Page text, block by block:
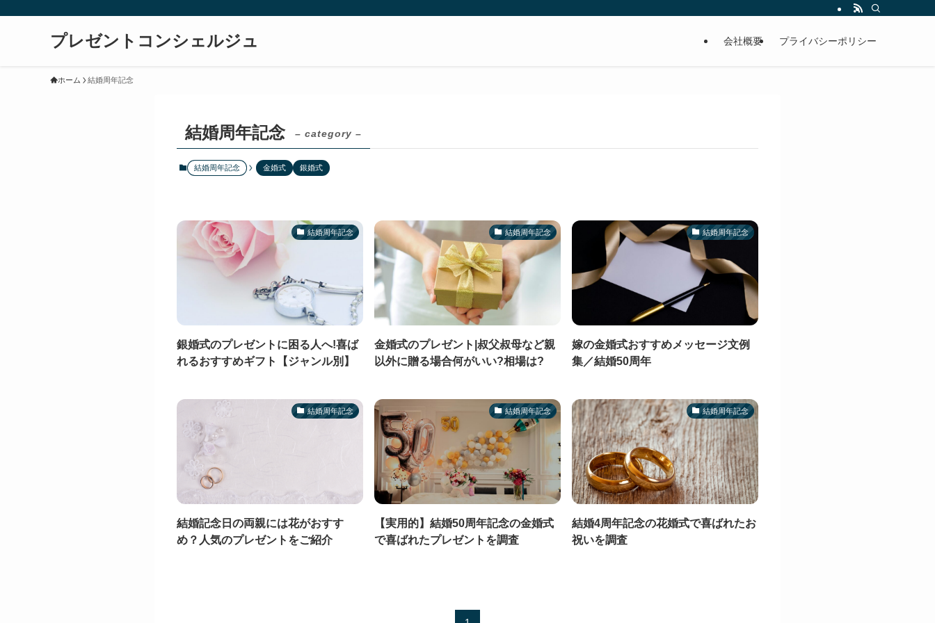
プレゼントコンシェルジュ 会社概要 プライバシーポリシー
ホーム 結婚周年記念
結婚周年記念 – category –
結婚周年記念 金婚式 銀婚式
結婚周年記念
銀婚式のプレゼントに困る人へ!喜ば
れるおすすめギフト【ジャンル別】
結婚周年記念
金婚式のプレゼント|叔父叔母など親
以外に贈る場合何がいい?相場は?
結婚周年記念
嫁の金婚式おすすめメッセージ文例
集／結婚50周年
結婚周年記念
結婚記念日の両親には花がおすす
め？人気のプレゼントをご紹介
結婚周年記念
【実用的】結婚50周年記念の金婚式
で喜ばれたプレゼントを調査
結婚周年記念
結婚4周年記念の花婚式で喜ばれたお
祝いを調査